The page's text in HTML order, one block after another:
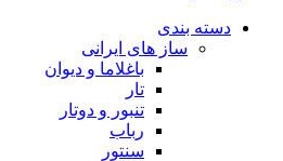
دسته بندی
ساز های ایرانی
باغلاما و دیوان
تار
تنبور و دوتار
رباب
سنتور